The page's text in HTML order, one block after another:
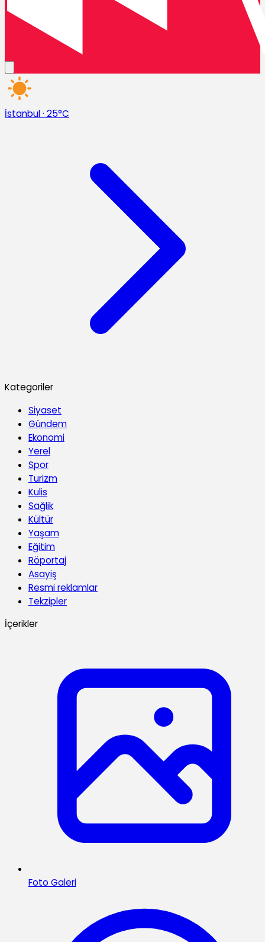
İstanbul· 25°C
Kategoriler
Siyaset
Gündem
Ekonomi
Yerel
Spor
Turizm
Kulis
Sağlik
Kültür
Yaşam
Eğitim
Röportaj
Asayiş
Resmi reklamlar
Tekzipler
İçerikler
Foto Galeri